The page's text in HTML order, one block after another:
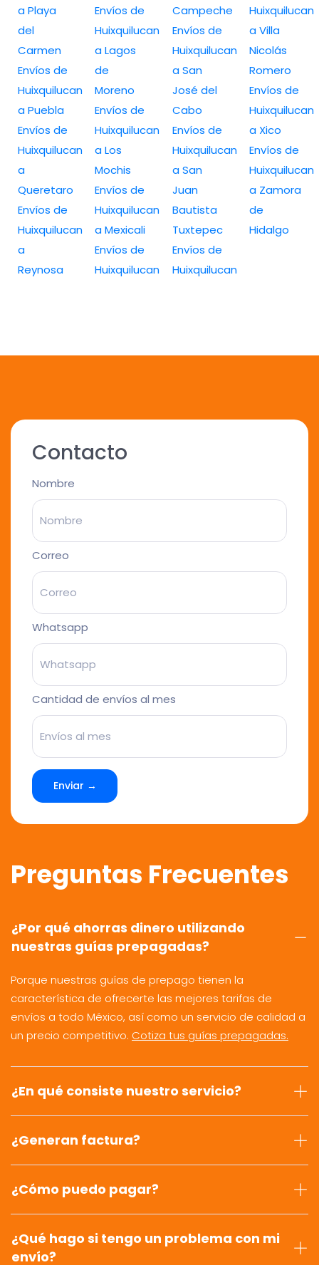
a Playa
del
Carmen
Envíos de
Huixquilucan
a Puebla
Envíos de
Huixquilucan
a
Queretaro
Envíos de
Huixquilucan
a
Reynosa
Envíos de
Huixquilucan
a Lagos
de
Moreno
Envíos de
Huixquilucan
a Los
Mochis
Envíos de
Huixquilucan
a Mexicali
Envíos de
Huixquilucan
Campeche
Envíos de
Huixquilucan
a San
José del
Cabo
Envíos de
Huixquilucan
a San
Juan
Bautista
Tuxtepec
Envíos de
Huixquilucan
Huixquilucan
a Villa
Nicolás
Romero
Envíos de
Huixquilucan
a Xico
Envíos de
Huixquilucan
a Zamora
de
Hidalgo
Contacto
Nombre
Correo
Whatsapp
Cantidad de envíos al mes
Enviar →
Preguntas Frecuentes
¿Por qué ahorras dinero utilizando
nuestras guías prepagadas?
Porque nuestras guías de prepago tienen la
característica de ofrecerte las mejores tarifas de
envíos a todo México, así como un servicio de calidad a
un precio competitivo. Cotiza tus guías prepagadas.
¿En qué consiste nuestro servicio?
¿Generan factura?
¿Cómo puedo pagar?
¿Qué hago si tengo un problema con mi
envío?